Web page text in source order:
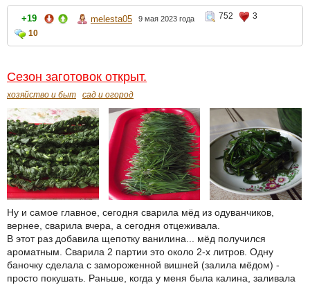
+19 melesta05 9 мая 2023 года 752
3
10
Сезон заготовок открыт.
хозяйство и быт сад и огород
Ну и самое главное, сегодня сварила мёд из одуванчиков,
вернее, сварила вчера, а сегодня отцеживала.
В этот раз добавила щепотку ванилина... мёд получился
ароматным. Сварила 2 партии это около 2-х литров. Одну
баночку сделала с замороженной вишней (залила мёдом) -
просто покушать. Раньше, когда у меня была калина, заливала